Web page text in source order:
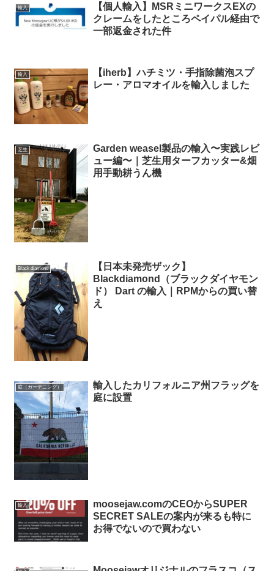
輸入
【個人輸入】MSRミニワークスEXの
クレームをしたところペイパル経由で
一部返金された件
輸入
【iherb】ハチミツ・手指除菌泡スプ
レー・アロマオイルを輸入しました
芝生
Garden weasel製品の輸入〜実践レビ
ュー編〜｜芝生用ターフカッター&畑
用手動耕うん機
Black diamond
【日本未発売ザック】
Blackdiamond（ブラックダイヤモン
ド） Dart の輸入｜RPMからの買い替
え
庭（ガーデニング）
輸入したカリフォルニア州フラッグを
庭に設置
輸入
moosejaw.comのCEOからSUPER
SECRET SALEの案内が来るも特に
お得でないので買わない